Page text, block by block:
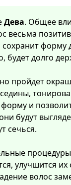
Дева. Общее
весьма
сохранит
будет долго
пройдет
и
будут
сечься.
улучшится их
волос